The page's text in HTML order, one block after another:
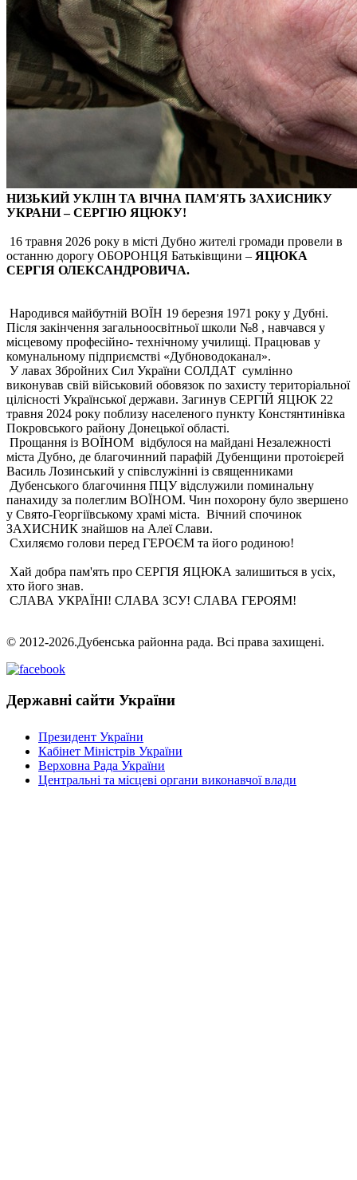
НИЗЬКИЙ УКЛІН ТА ВІЧНА ПАМ'ЯТЬ ЗАХИСНИКУ
УКРАНИ – СЕРГІЮ ЯЦЮКУ!
16 травня 2026 року в місті Дубно жителі громади провели в
останню дорогу ОБОРОНЦЯ Батьківщини – ЯЦЮКА
СЕРГІЯ ОЛЕКСАНДРОВИЧА.
Народився майбутній ВОЇН 19 березня 1971 року у Дубні.
Після закінчення загальноосвітньої школи №8 , навчався у
місцевому професійно- технічному училищі. Працював у
комунальному підприємстві «Дубноводоканал».
У лавах Збройних Сил України СОЛДАТ сумлінно
виконував свій військовий обовязок по захисту територіальної
цілісності Української держави. Загинув СЕРГІЙ ЯЦЮК 22
травня 2024 року поблизу населеного пункту Констянтинівка
Покровського району Донецької області.
Прощання із ВОЇНОМ відбулося на майдані Незалежності
міста Дубно, де благочинний парафій Дубенщини протоієрей
Василь Лозинський у співслужінні із священниками
Дубенського благочиння ПЦУ відслужили поминальну
панахиду за полеглим ВОЇНОМ. Чин похорону було звершено
у Свято-Георгіївському храмі міста. Вічний спочинок
ЗАХИСНИК знайшов на Алеї Слави.
Схиляємо голови перед ГЕРОЄМ та його родиною!
Хай добра пам'ять про СЕРГІЯ ЯЦЮКА залишиться в усіх,
хто його знав.
СЛАВА УКРАЇНІ! СЛАВА ЗСУ! СЛАВА ГЕРОЯМ!
© 2012-2026.Дубенська районна рада. Всі права захищені.
Державні сайти України
Президент України
Кабінет Міністрів України
Верховна Рада України
Центральні та місцеві органи виконавчої влади